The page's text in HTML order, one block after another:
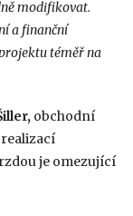
modifikovat.
a finanční
téměř na
obchodní
je omezující